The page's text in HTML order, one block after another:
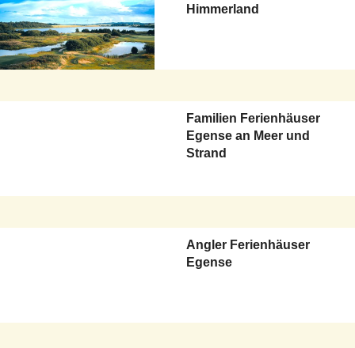
Himmerland
Familien Ferienhäuser
Egense an Meer und
Strand
Angler Ferienhäuser
Egense